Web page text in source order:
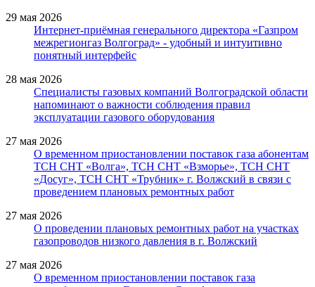
29 мая 2026
Интернет-приёмная генерального директора «Газпром
межрегионгаз Волгоград» - удобный и интуитивно
понятный интерфейс
28 мая 2026
Специалисты газовых компаний Волгоградской области
напоминают о важности соблюдения правил
эксплуатации газового оборудования
27 мая 2026
О временном приостановлении поставок газа абонентам
ТСН СНТ «Волга», ТСН СНТ «Взморье», ТСН СНТ
«Досуг», ТСН СНТ «Трубник» г. Волжский в связи с
проведением плановых ремонтных работ
27 мая 2026
О проведении плановых ремонтных работ на участках
газопроводов низкого давления в г. Волжский
27 мая 2026
О временном приостановлении поставок газа